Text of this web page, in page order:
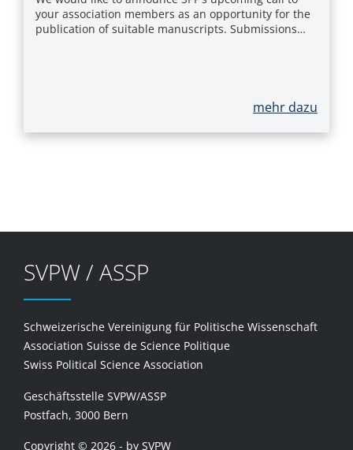
your association members as an opportunity for the
publication of suitable manuscripts. Submissions…
mehr dazu
SVPW / ASSP
Schweizerische Vereinigung für Politische Wissenschaft
Association Suisse de Science Politique
Swiss Political Science Association
Geschäftsstelle SVPW/ASSP
Postfach, 3000 Bern
Copyright © 2026 - by SVPW